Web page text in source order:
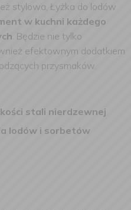
stylowa, Łyżka do lodów
w kuchni każdego
. Będzie nie tylko
efektownym dodatkiem
przysmaków.
stali nierdzewnej
lodów i sorbetów